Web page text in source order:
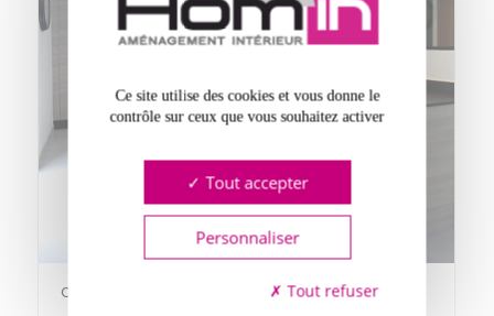
CUISINE ERIKA CHÊNE STRATOS
Ce site utilise des cookies et vous donne le
contrôle sur ceux que vous souhaitez activer
Tout accepter
Tout refuser
Personnaliser